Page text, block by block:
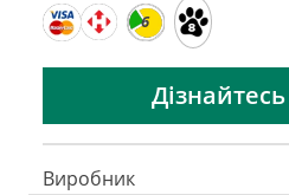
6
Виробник